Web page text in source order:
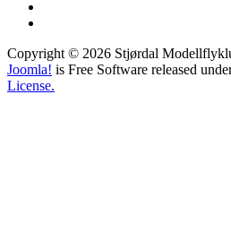
Copyright © 2026 Stjørdal
Joomla! is Free Software released
License.